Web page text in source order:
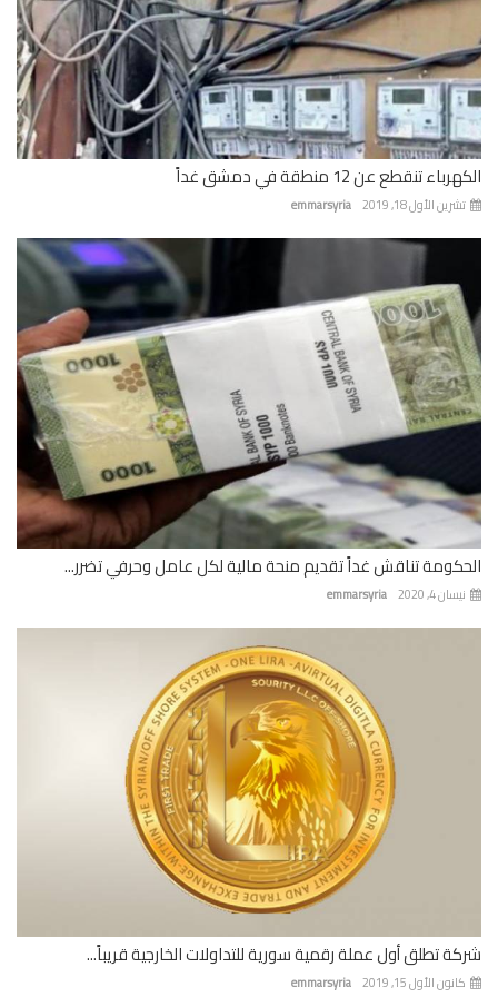
تنقطع عن 12 منطقة في دمشق غداً
emmarsyria الأول 18, 2019
تناقش غداً تقديم منحة مالية لكل عامل وحرفي تضرر...
emmarsyria 4, 2020
تطلق أول عملة رقمية سورية للتداولات الخارجية قريباً...
emmarsyria الأول 15, 2019